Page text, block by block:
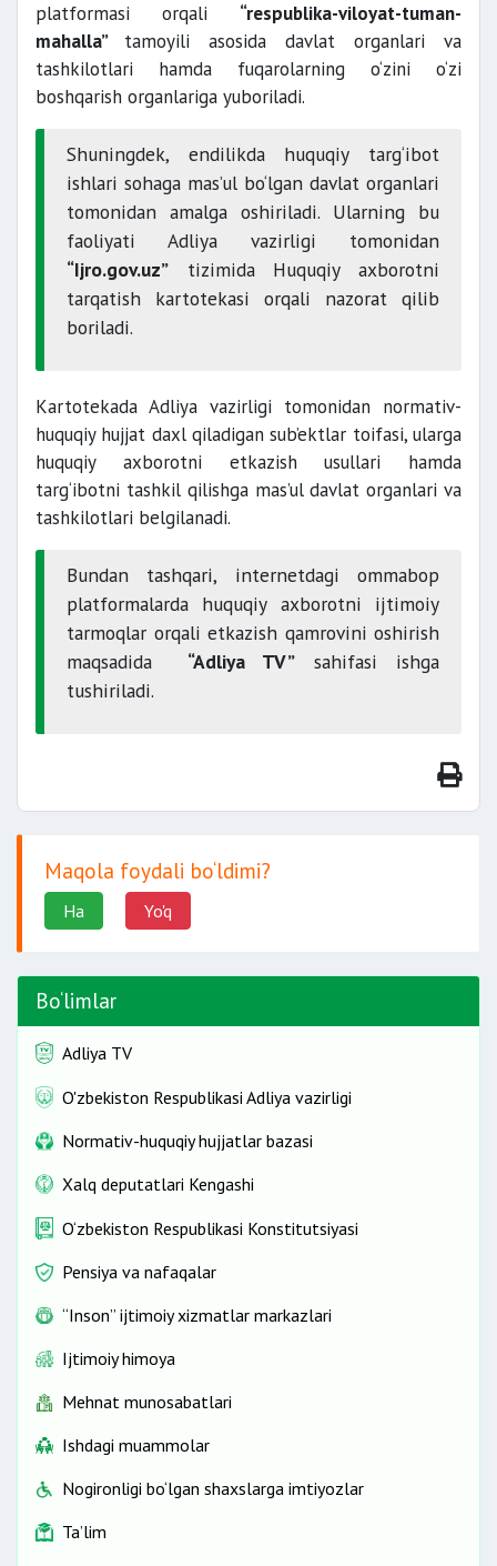
platformasi orqali “respublika-viloyat-tuman-
mahalla” tamoyili asosida davlat organlari va
tashkilotlari hamda fuqarolarning o‘zini o‘zi
boshqarish organlariga yuboriladi.
Shuningdek, endilikda huquqiy targ‘ibot
ishlari sohaga mas’ul bo‘lgan davlat organlari
tomonidan amalga oshiriladi. Ularning bu
faoliyati Adliya vazirligi tomonidan
“Ijro.gov.uz” tizimida Huquqiy axborotni
tarqatish kartotekasi orqali nazorat qilib
boriladi.
Kartotekada Adliya vazirligi tomonidan normativ-
huquqiy hujjat daxl qiladigan sub’ektlar toifasi, ularga
huquqiy axborotni etkazish usullari hamda
targ‘ibotni tashkil qilishga mas’ul davlat organlari va
tashkilotlari belgilanadi.
Bundan tashqari, internetdagi ommabop
platformalarda huquqiy axborotni ijtimoiy
tarmoqlar orqali etkazish qamrovini oshirish
maqsadida
“Adliya TV” sahifasi ishga
tushiriladi.
Maqola foydali bo‘ldimi?
Ha Yo'q
Bo‘limlar
Adliya TV
O'zbekiston Respublikasi Adliya vazirligi
Normativ-huquqiy hujjatlar bazasi
Xalq deputatlari Kengashi
O‘zbekiston Respublikasi Konstitutsiyasi
Pensiya va nafaqalar
“Inson” ijtimoiy xizmatlar markazlari
Ijtimoiy himoya
Mehnat munosabatlari
Ishdagi muammolar
Nogironligi bo‘lgan shaxslarga imtiyozlar
Ta’lim